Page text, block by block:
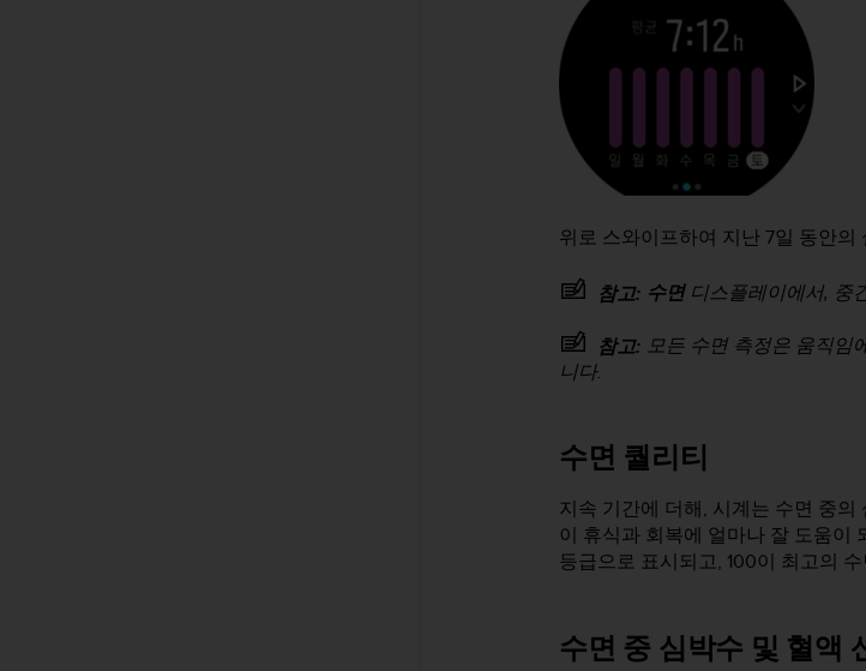
위로 스와이프하여 지난 7일 동안의
참고: 수면디스플레이에서, 중
참고: 모든 수면 측정은 움직임
니다.
수면 퀄리티
지속 기간에 더해, 시계는 수면 중
이 휴식과 회복에 얼마나 잘 도움이
등급으로 표시되고, 100이 최고의
수면 중 심박수 및 혈액